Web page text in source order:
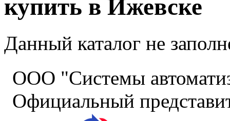
купить в Ижевске
Данный каталог не
ООО "Системы
Официальный